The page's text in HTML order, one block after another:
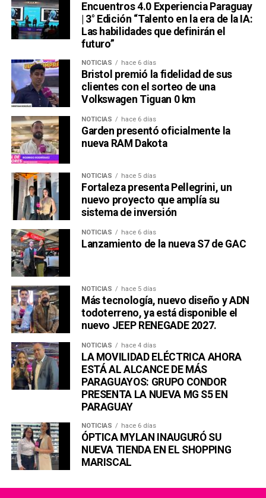
Encuentros 4.0 Experiencia Paraguay
| 3° Edición “Talento en la era de la IA:
Las habilidades que definirán el
futuro”
NOTICIAS hace 6 días
Bristol premió la fidelidad de sus
clientes con el sorteo de una
Volkswagen Tiguan 0 km
NOTICIAS hace 6 días
Garden presentó oficialmente la
nueva RAM Dakota
NOTICIAS hace 5 días
Fortaleza presenta Pellegrini, un
nuevo proyecto que amplía su
sistema de inversión
NOTICIAS hace 6 días
Lanzamiento de la nueva S7 de GAC
NOTICIAS hace 5 días
Más tecnología, nuevo diseño y ADN
todoterreno, ya está disponible el
nuevo JEEP RENEGADE 2027.
NOTICIAS hace 4 días
LA MOVILIDAD ELÉCTRICA AHORA
ESTÁ AL ALCANCE DE MÁS
PARAGUAYOS: GRUPO CONDOR
PRESENTA LA NUEVA MG S5 EN
PARAGUAY
NOTICIAS hace 6 días
ÓPTICA MYLAN INAUGURÓ SU
NUEVA TIENDA EN EL SHOPPING
MARISCAL